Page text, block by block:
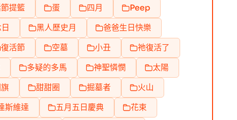
提籃 蛋 四月
Peep
黑人歷史月
爸爸生日快樂
復活節 空墓 小丑
祂復活了
多疑的多馬 神聖憐憫
太陽
甜甜圈 掘墓者
火山
斯維達 五月五日慶典
花束